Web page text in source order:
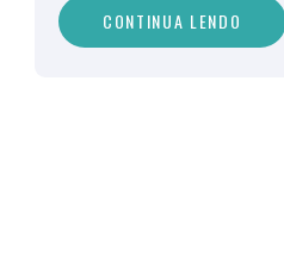
CONTINUA LENDO